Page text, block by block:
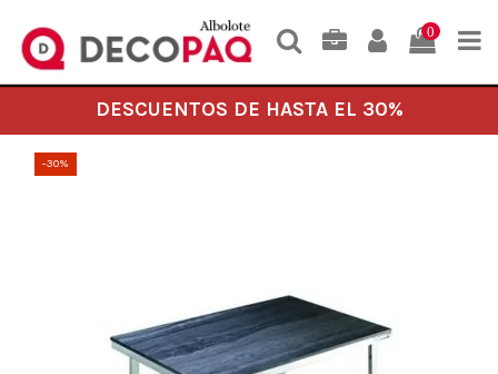
0
DESCUENTOS DE HASTA EL 30%
-30%